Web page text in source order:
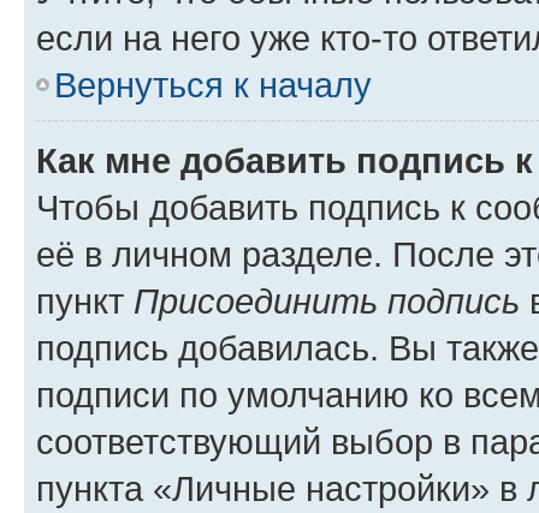
если на него уже кто-то
Вернуться к началу
Как мне добавить подпись
Чтобы добавить подпись к
её в личном разделе. После
пункт Присоединить подпись
подпись добавилась. Вы
подписи по умолчанию ко
соответствующий выбор в
пункта «Личные настройки»